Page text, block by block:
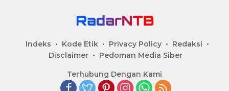
Indeks Kode Etik Privacy Policy
Redaksi
Disclaimer
Pedoman Media Siber
Terhubung Dengan Kami